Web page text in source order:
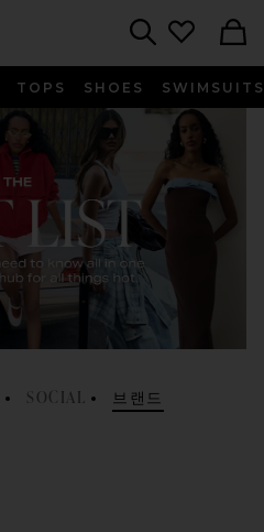
TOPS SHOES SWIMSUITS
SOCIAL 브랜드